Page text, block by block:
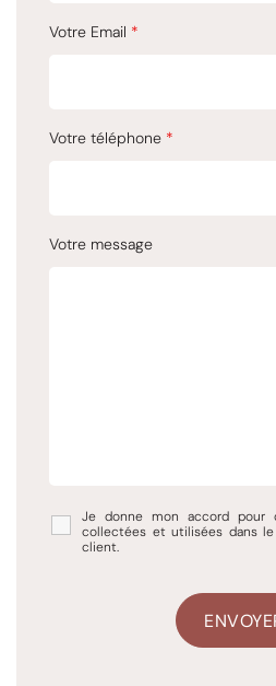
Votre Email *
Votre téléphone *
Votre message
Je donne mon accord pour
collectées et utilisées dans
client.